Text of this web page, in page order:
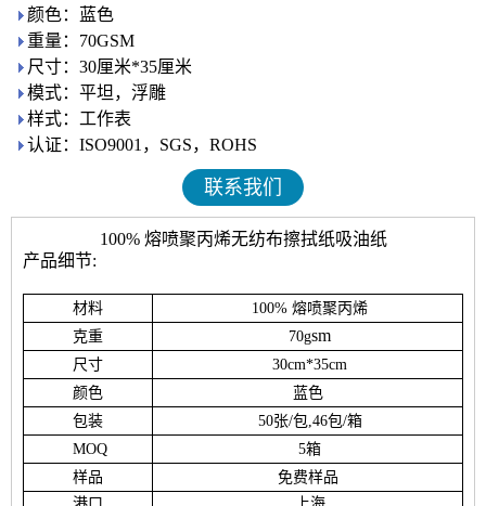
颜色：蓝色
重量：70GSM
尺寸：30厘米*35厘米
模式：平坦，浮雕
样式：工作表
认证：ISO9001，SGS，ROHS
联系我们
100% 熔喷聚丙烯无纺布擦拭纸吸油纸
产品细节:
材料
100% 熔喷聚丙烯
克重
70gsm
尺寸
30cm*35cm
颜色
蓝色
包装
50张/包,46包/箱
MOQ
5箱
样品
免费样品